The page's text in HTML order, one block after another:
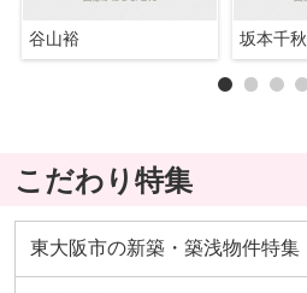
谷山裕 坂本千秋
こだわり特集
東大阪市の新築・築浅物件特集